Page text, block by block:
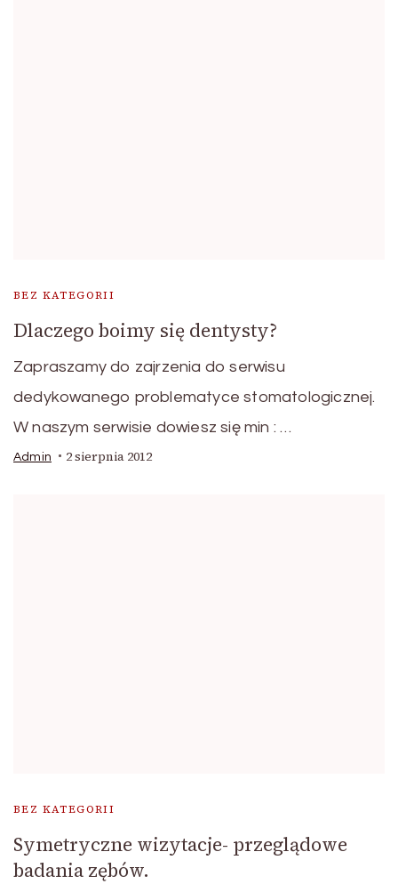
BEZ KATEGORII
Dlaczego boimy się dentysty?
Zapraszamy do zajrzenia do serwisu
dedykowanego problematyce stomatologicznej.
W naszym serwisie dowiesz się min : …
Admin 2 sierpnia 2012
BEZ KATEGORII
Symetryczne wizytacje- przeglądowe
badania zębów.